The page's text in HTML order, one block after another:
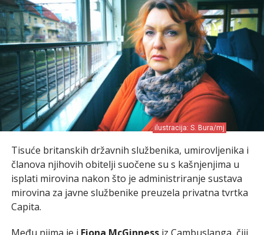
ilustracija: S. Bura/mj
Tisuće britanskih državnih službenika, umirovljenika i
članova njihovih obitelji suočene su s kašnjenjima u
isplati mirovina nakon što je administriranje sustava
mirovina za javne službenike preuzela privatna tvrtka
Capita.